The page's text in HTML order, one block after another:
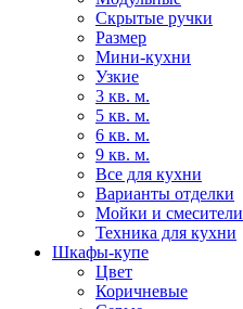
Скрытые ручки
Размер
Мини-кухни
Узкие
3 кв. м.
5 кв. м.
6 кв. м.
9 кв. м.
Все для кухни
Варианты отделки
Мойки и смесители
Техника для кухни
Шкафы-купе
Цвет
Коричневые